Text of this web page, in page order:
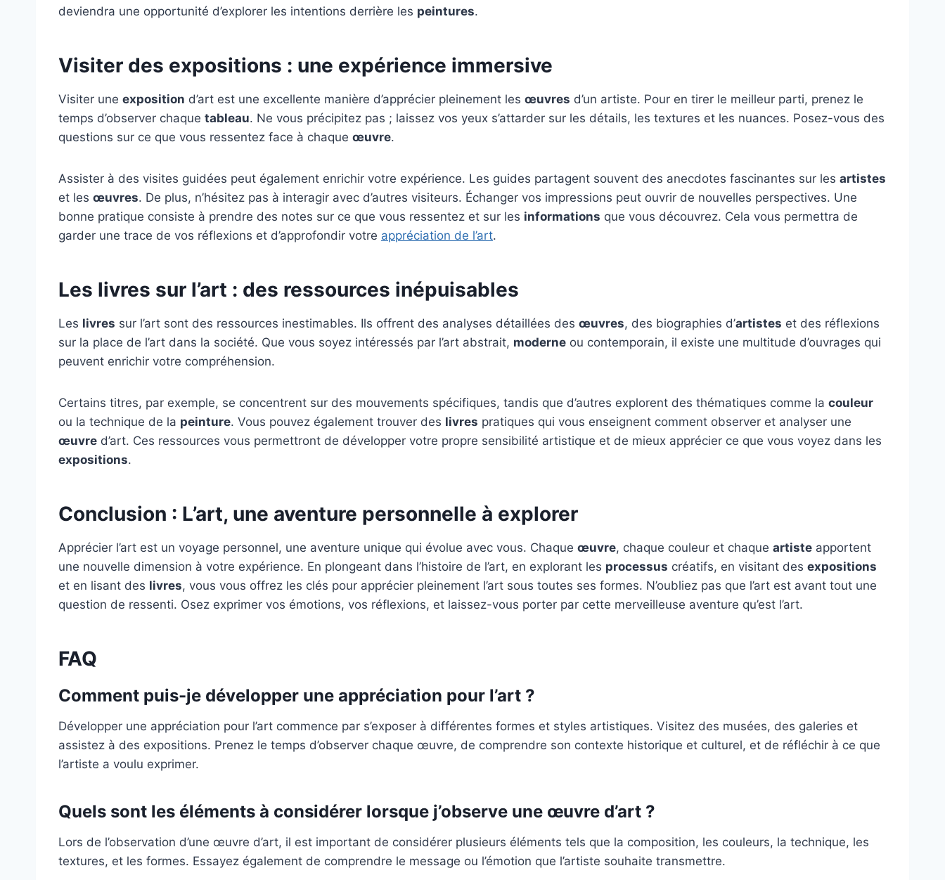
deviendra une opportunité d’explorer les intentions derrière les peintures.
Visiter des expositions : une expérience immersive
Visiter une exposition d’art est une excellente manière d’apprécier pleinement les œuvres d’un artiste. Pour en tirer le meilleur parti, prenez le
temps d’observer chaque tableau. Ne vous précipitez pas ; laissez vos yeux s’attarder sur les détails, les textures et les nuances. Posez-vous des
questions sur ce que vous ressentez face à chaque œuvre.
Assister à des visites guidées peut également enrichir votre expérience. Les guides partagent souvent des anecdotes fascinantes sur les artistes
et les œuvres. De plus, n’hésitez pas à interagir avec d’autres visiteurs. Échanger vos impressions peut ouvrir de nouvelles perspectives. Une
bonne pratique consiste à prendre des notes sur ce que vous ressentez et sur les informations que vous découvrez. Cela vous permettra de
garder une trace de vos réflexions et d’approfondir votre appréciation de l’art.
Les livres sur l’art : des ressources inépuisables
Les livres sur l’art sont des ressources inestimables. Ils offrent des analyses détaillées des œuvres, des biographies d’artistes et des réflexions
sur la place de l’art dans la société. Que vous soyez intéressés par l’art abstrait, moderne ou contemporain, il existe une multitude d’ouvrages qui
peuvent enrichir votre compréhension.
Certains titres, par exemple, se concentrent sur des mouvements spécifiques, tandis que d’autres explorent des thématiques comme la couleur
ou la technique de la peinture. Vous pouvez également trouver des livres pratiques qui vous enseignent comment observer et analyser une
œuvre d’art. Ces ressources vous permettront de développer votre propre sensibilité artistique et de mieux apprécier ce que vous voyez dans les
expositions.
Conclusion : L’art, une aventure personnelle à explorer
Apprécier l’art est un voyage personnel, une aventure unique qui évolue avec vous. Chaque œuvre, chaque couleur et chaque artiste apportent
une nouvelle dimension à votre expérience. En plongeant dans l’histoire de l’art, en explorant les processus créatifs, en visitant des expositions
et en lisant des livres, vous vous offrez les clés pour apprécier pleinement l’art sous toutes ses formes. N’oubliez pas que l’art est avant tout une
question de ressenti. Osez exprimer vos émotions, vos réflexions, et laissez-vous porter par cette merveilleuse aventure qu’est l’art.
FAQ
Comment puis-je développer une appréciation pour l’art ?
Développer une appréciation pour l’art commence par s’exposer à différentes formes et styles artistiques. Visitez des musées, des galeries et
assistez à des expositions. Prenez le temps d’observer chaque œuvre, de comprendre son contexte historique et culturel, et de réfléchir à ce que
l’artiste a voulu exprimer.
Quels sont les éléments à considérer lorsque j’observe une œuvre d’art ?
Lors de l’observation d’une œuvre d’art, il est important de considérer plusieurs éléments tels que la composition, les couleurs, la technique, les
textures, et les formes. Essayez également de comprendre le message ou l’émotion que l’artiste souhaite transmettre.